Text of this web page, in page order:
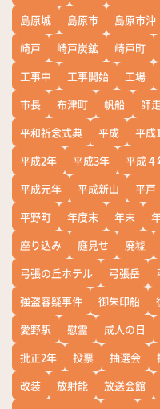
島原城
島原市 島原市沖
崎戸
崎戸炭鉱 崎戸町
工事中
工事開始 工場
市長
布津町 帆船 師走
平和祈念式典
平成 平成
平成2年
平成3年 平成４
平成元年
平成新山 平戸
平野町
年度末 年末
座り込み
庭見せ 廃墟
弓張の丘ホテル
弓張岳
強盗容疑事件
御朱印船
愛野駅
慰霊 成人の日
批正2年
投票 抽選会
改装
放射能 放送会館